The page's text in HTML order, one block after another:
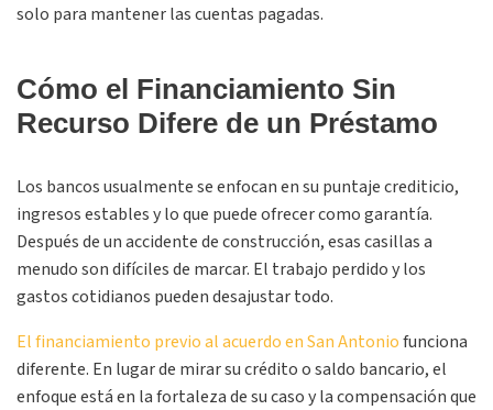
solo para mantener las cuentas pagadas.
Cómo el Financiamiento Sin
Recurso Difere de un Préstamo
Los bancos usualmente se enfocan en su puntaje crediticio,
ingresos estables y lo que puede ofrecer como garantía.
Después de un accidente de construcción, esas casillas a
menudo son difíciles de marcar. El trabajo perdido y los
gastos cotidianos pueden desajustar todo.
El financiamiento previo al acuerdo en San Antoniofunciona
diferente. En lugar de mirar su crédito o saldo bancario, el
enfoque está en la fortaleza de su caso y la compensación que